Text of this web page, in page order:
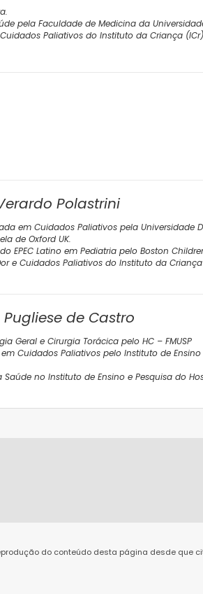
pela Faculdade de Medicina da
Paliativos do Instituto da Criança (ICr)
Polastrini
em Cuidados Paliativos pela Universidade
de Oxford UK.
EPEC Latino em Pediatria pelo Boston
e Cuidados Paliativos do Instituto da Criança
de Castro
Geral e Cirurgia Torácica pelo HC – FMUSP
Cuidados Paliativos pelo Instituto de
no Instituto de Ensino e Pesquisa do
do conteúdo desta página desde que